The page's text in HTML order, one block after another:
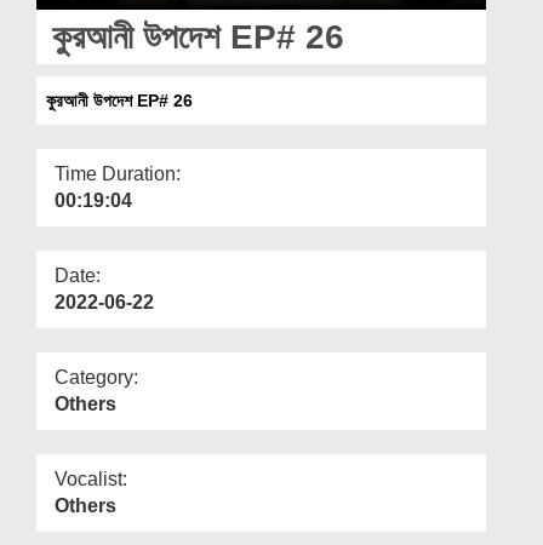
Magazine
Departments
More
কুরআনী উপদেশ EP# 26
কুরআনী উপদেশ EP# 26
Time Duration:
00:19:04
Date:
2022-06-22
Category:
Others
Vocalist:
Others